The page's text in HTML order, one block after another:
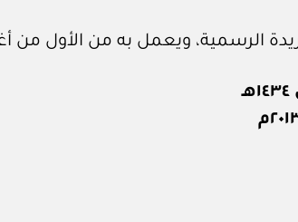
الرسمية، ويعمل به من الأول من